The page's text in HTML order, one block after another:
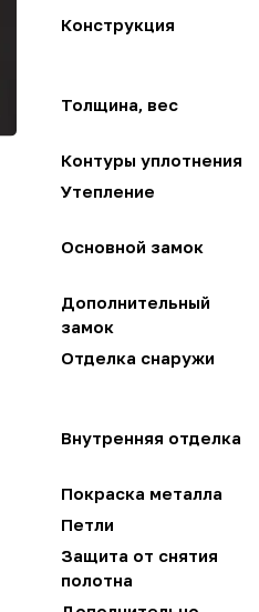
Конструкция
Толщина, вес
Контуры уплотнения
Утепление
Основной замок
Дополнительный
замок
Отделка снаружи
Внутренняя отделка
Покраска металла
Петли
Защита от снятия
полотна